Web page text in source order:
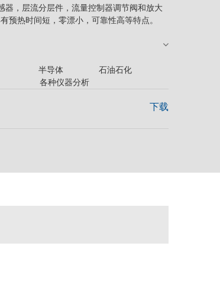
，层流分层件，流量控制器调节阀和放大
预热时间短，零漂小，可靠性高等特点。
导体 石油石化
种仪器分析
下载